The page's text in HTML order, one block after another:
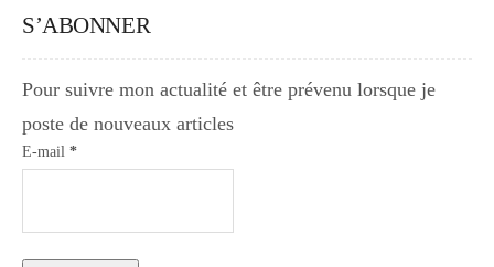
S’ABONNER
Pour suivre mon actualité et être prévenu lorsque je
poste de nouveaux articles
E-mail *